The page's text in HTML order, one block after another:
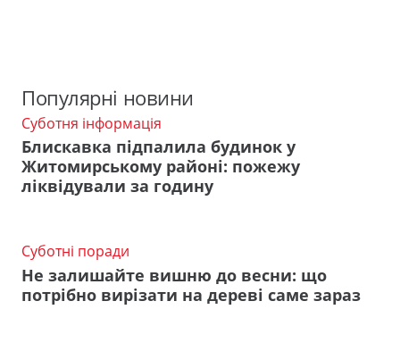
Популярні новини
Суботня інформація
Блискавка підпалила будинок у
Житомирському районі: пожежу
ліквідували за годину
Суботні поради
Не залишайте вишню до весни: що
потрібно вирізати на дереві саме зараз